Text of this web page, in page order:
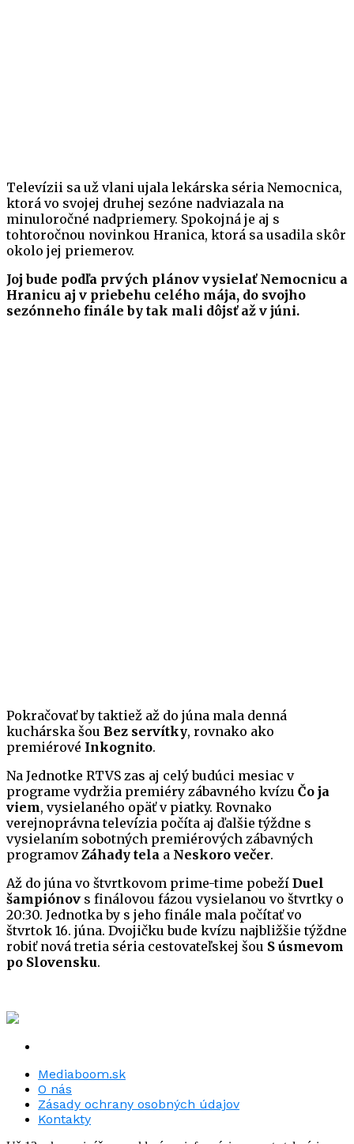
Televízii sa už vlani ujala lekárska séria Nemocnica,
ktorá vo svojej druhej sezóne nadviazala na
minuloročné nadpriemery. Spokojná je aj s
tohtoročnou novinkou Hranica, ktorá sa usadila skôr
okolo jej priemerov.
Joj bude podľa prvých plánov vysielať Nemocnicu a
Hranicu aj v priebehu celého mája, do svojho
sezónneho finále by tak mali dôjsť až v júni.
Pokračovať by taktiež až do júna mala denná
kuchárska šou Bez servítky, rovnako ako
premiérové Inkognito.
Na Jednotke RTVS zas aj celý budúci mesiac v
programe vydržia premiéry zábavného kvízu Čo ja
viem, vysielaného opäť v piatky. Rovnako
verejnoprávna televízia počíta aj ďalšie týždne s
vysielaním sobotných premiérových zábavných
programovZáhady tela a Neskoro večer.
Až do júna vo štvrtkovom prime-time pobeží Duel
šampiónov s finálovou fázou vysielanou vo štvrtky o
20:30. Jednotka by s jeho finále mala počítať vo
štvrtok 16. júna. Dvojičku bude kvízu najbližšie týždne
robiť nová tretia séria cestovateľskej šou S úsmevom
po Slovensku.
Mediaboom.sk
O nás
Zásady ochrany osobných údajov
Kontakty